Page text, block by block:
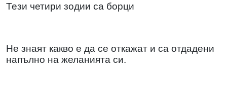
Тези четири зодии са борци
Не знаят какво е да се откажат и са отдадени
напълно на желанията си.